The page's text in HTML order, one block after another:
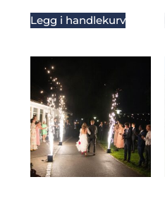
Legg i handlekurv